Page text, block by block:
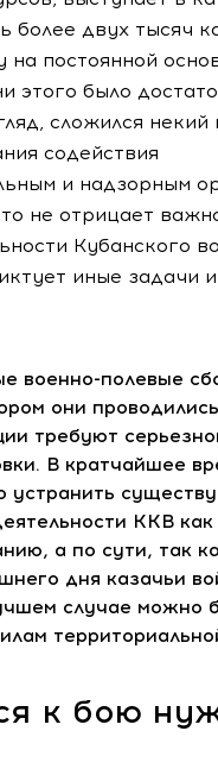
более двух тысяч
постоянной
этого было
сложился некий
содействия
и надзорным
не отрицает
Кубанского
иные задачи
военно-полевые
они
требуют
В кратчайшее
устранить
ККВ как
а по сути, так
дня казачьи
случае можно
к бою